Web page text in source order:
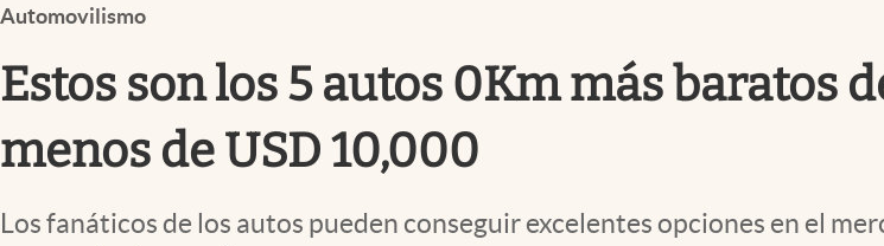
Brand Strategy
Vida y estilo
Tv
Espiritualidad
Automovilismo
Estos son los 5 autos 0Km más baratos
menos de USD 10,000
Los fanáticos de los autos pueden conseguir excelentes opciones en el